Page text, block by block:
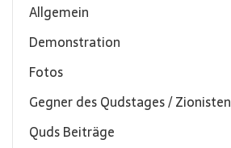
Allgemein
Demonstration
Fotos
Gegner des Qudstages / Zionisten
Quds Beiträge